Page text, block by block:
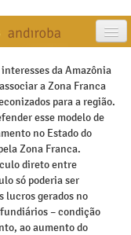
da Amazônia
a Zona Franca
para a região.
esse modelo de
no Estado do
Zona Franca.
direto entre
só poderia ser
lucros gerados no
– condição
ao aumento do